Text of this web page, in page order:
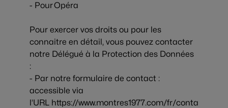
- PourOpéra
Pour exercer vos droits ou pour les
connaitre en détail, vous pouvez contacter
notre Délégué à la Protection des Données
:
- Par notre formulaire de contact :
accessible via
l’URL https://www.montres1977.com/fr/conta